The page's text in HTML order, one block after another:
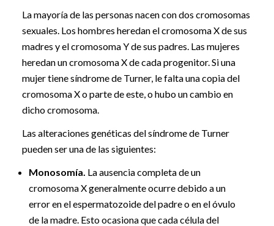
La mayoría de las personas nacen con dos cromosomas
sexuales. Los hombres heredan el cromosoma X de sus
madres y el cromosoma Y de sus padres. Las mujeres
heredan un cromosoma X de cada progenitor. Si una
mujer tiene síndrome de Turner, le falta una copia del
cromosoma X o parte de este, o hubo un cambio en
dicho cromosoma.
Las alteraciones genéticas del síndrome de Turner
pueden ser una de las siguientes:
Monosomía. La ausencia completa de un
cromosoma X generalmente ocurre debido a un
error en el espermatozoide del padre o en el óvulo
de la madre. Esto ocasiona que cada célula del